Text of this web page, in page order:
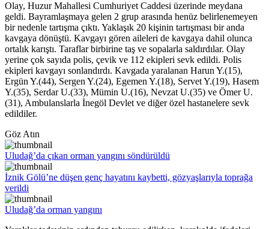
Olay, Huzur Mahallesi Cumhuriyet Caddesi üzerinde meydana
geldi. Bayramlaşmaya gelen 2 grup arasında henüz belirlenemeyen
bir nedenle tartışma çıktı. Yaklaşık 20 kişinin tartışması bir anda
kavgaya dönüştü. Kavgayı gören aileleri de kavgaya dahil olunca
ortalık karıştı. Taraflar birbirine taş ve sopalarla saldırdılar. Olay
yerine çok sayıda polis, çevik ve 112 ekipleri sevk edildi. Polis
ekipleri kavgayı sonlandırdı. Kavgada yaralanan Harun Y.(15),
Ergün Y.(44), Sergen Y.(24), Egemen Y.(18), Servet Y.(19), Hasem
Y.(35), Serdar U.(33), Mümin U.(16), Nevzat U.(35) ve Ömer U.
(31), Ambulanslarla İnegöl Devlet ve diğer özel hastanelere sevk
edildiler.
Göz Atın
Uludağ’da çıkan orman yangını söndürüldü
İznik Gölü’ne düşen genç hayatını kaybetti, gözyaşlarıyla toprağa
verildi
Uludağ’da orman yangını